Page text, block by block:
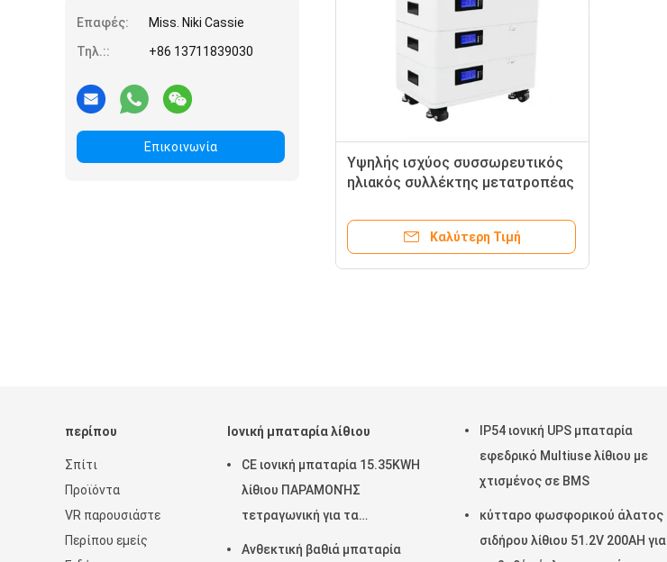
Επαφές:
Miss. Niki Cassie
Τηλ.::
+86 13711839030
Επικοινωνία
Υψηλής ισχύος συσσωρευτικός
ηλιακός συλλέκτης μετατροπέας
εγκεκριμένο για το σπίτι
Καλύτερη Τιμή
περίπου
Σπίτι
Προϊόντα
VR παρουσιάστε
Περίπου εμείς
Ιονική μπαταρία λίθιου
CE ιονική μπαταρία 15.35KWH
λίθιου ΠΑΡΑΜΟΝΉΣ
τετραγωνική για τα
βιομηχανικά συστήματα
Ανθεκτική βαθιά μπαταρία
IP54 ιονική UPS μπαταρία
εφεδρικό Multiuse λίθιου με
χτισμένος σε BMS
κύτταρο φωσφορικού άλατος
σιδήρου λίθιου 51.2V 200AH για